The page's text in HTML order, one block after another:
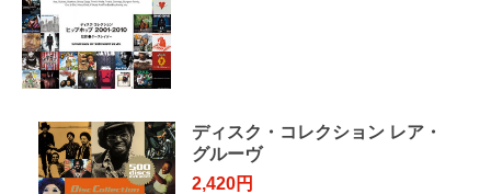
ディスク・コレクション レア・
グルーヴ
2,420円